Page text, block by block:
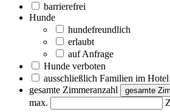
barrierefrei
Hunde
hundefreundlich
erlaubt
auf Anfrage
Hunde verboten
ausschließlich Familien im Hotel
gesamte Zimmeranzahl
gesamte
max.